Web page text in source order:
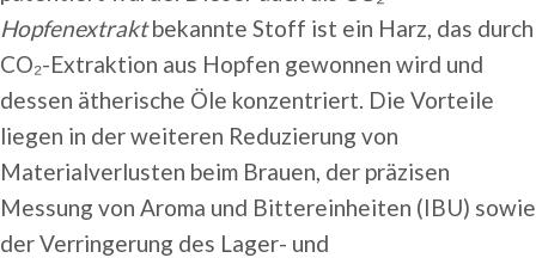
Hopfenextraktbekannte Stoff ist ein Harz, das durch
CO₂-Extraktion aus Hopfen gewonnen wird und
dessen ätherische Öle konzentriert. Die Vorteile
liegen in der weiteren Reduzierung von
Materialverlusten beim Brauen, der präzisen
Messung von Aroma und Bittereinheiten (IBU) sowie
der Verringerung des Lager- und